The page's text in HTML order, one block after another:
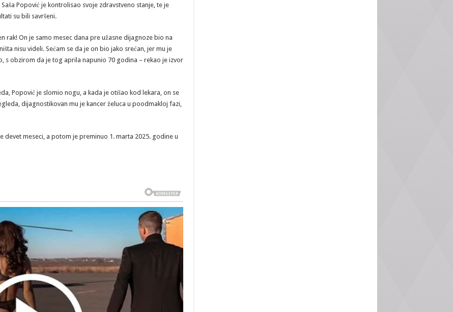
Popović je kontrolisao svoje zdravstveno stanje, te je
su bili savršeni.
rak! On je samo mesec dana pre užasne dijagnoze bio na
nisu videli. Sećam se da je on bio jako srećan, jer mu je
s obzirom da je tog aprila napunio 70 godina – rekao je izvor
Popović je slomio nogu, a kada je otišao kod lekara, on se
dijagnostikovan mu je kancer želuca u poodmakloj fazi,
devet meseci, a potom je preminuo 1. marta 2025. godine u